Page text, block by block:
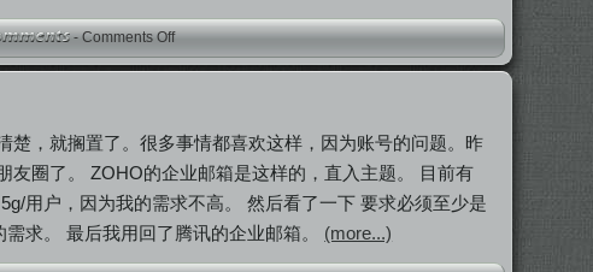
-Comments Off
，就搁置了。很多事情都喜欢这样，因为账号的问题。昨
圈了。 ZOHO的企业邮箱是这样的，直入主题。 目前有
用户，因为我的需求不高。 然后看了一下 要求必须至少是
求。 最后我用回了腾讯的企业邮箱。 (more...)